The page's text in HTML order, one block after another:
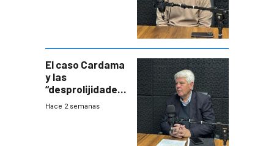
innovadora
El caso Cardama
y las
“desprolijidades”
que la
Hace 2 semanas